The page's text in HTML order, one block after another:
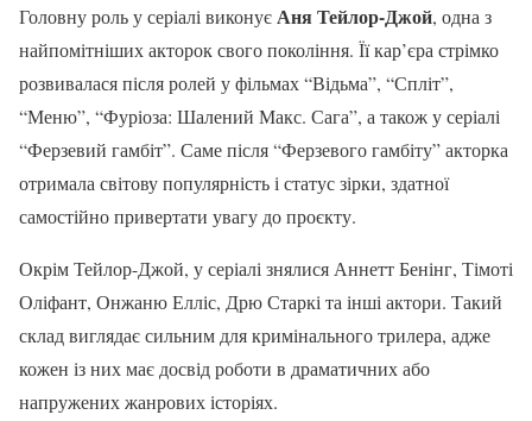
Головну роль у серіалі виконуєАня Тейлор-Джой, одна з
найпомітніших акторок свого покоління. Її кар’єра стрімко
розвивалася після ролей у фільмах “Відьма”, “Спліт”,
“Меню”, “Фуріоза: Шалений Макс. Сага”, а також у серіалі
“Ферзевий гамбіт”. Саме після “Ферзевого гамбіту” акторка
отримала світову популярність і статус зірки, здатної
самостійно привертати увагу до проєкту.
Окрім Тейлор-Джой, у серіалі знялися Аннетт Бенінг, Тімоті
Оліфант, Онжаню Елліс, Дрю Старкі та інші актори. Такий
склад виглядає сильним для кримінального трилера, адже
кожен із них має досвід роботи в драматичних або
напружених жанрових історіях.